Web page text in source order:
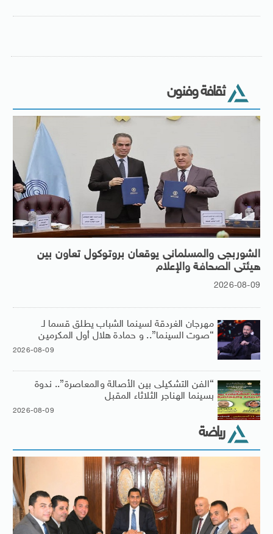
ثقافة وفنون
الشوربجى والمسلمانى يوقعان بروتوكول تعاون بين
هيئتى الصحافة والإعلام
2026-08-09
مهرجان الغردقة لسينما الشباب يطلق قسما لـ
“صوت السينما”.. و حمادة هلال أول المكرمين
2026-08-09
“الفن التشكيلى بين الأصالة والمعاصرة”.. ندوة
بسينما الهناجر الثلاثاء المقبل
2026-08-09
رياضة